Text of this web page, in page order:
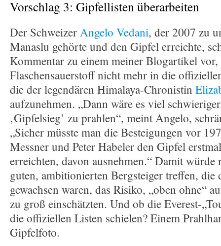
Vorschlag 3: Gipfellisten überarbeiten
Der SchweizerAngelo Vedani, der 2007 zu
Manaslu gehörte und den Gipfel erreichte,
Kommentar zu einem meiner Blogartikel
Flaschensauerstoff nicht mehr in die
die der legendären Himalaya-Chronistin
aufzunehmen. „Dann wäre es viel
‚Gipfelsieg’ zu prahlen“, meint Angelo,
„Sicher müsste man die Besteigungen vor
Messner und Peter Habeler den Gipfel
erreichten, davon ausnehmen.“ Damit würde
guten, ambitionierten Bergsteiger treffen, die
gewachsen waren, das Risiko, „oben ohne“
zu groß einschätzten. Und ob die Everest-
die offiziellen Listen schielen? Einem
Gipfelfoto.